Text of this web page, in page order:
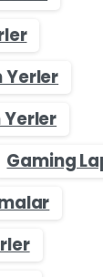
Yerler
Yerler
Gaming